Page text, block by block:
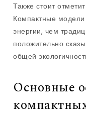
Также стоит
Компактные
энергии, чем
положительно
общей
Основные